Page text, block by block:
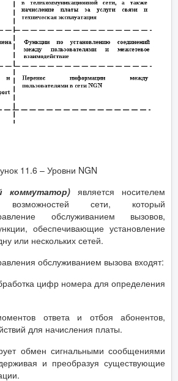
11.6 – Уровни NGN
коммутатор) является носителем
возможностей сети, который
обслуживанием вызовов,
обеспечивающие установление
или нескольких сетей.
обслуживанием вызова входят:
цифр номера для определения
ответа и отбоя абонентов,
для начисления платы.
обмен сигнальными сообщениями
и преобразуя существующие